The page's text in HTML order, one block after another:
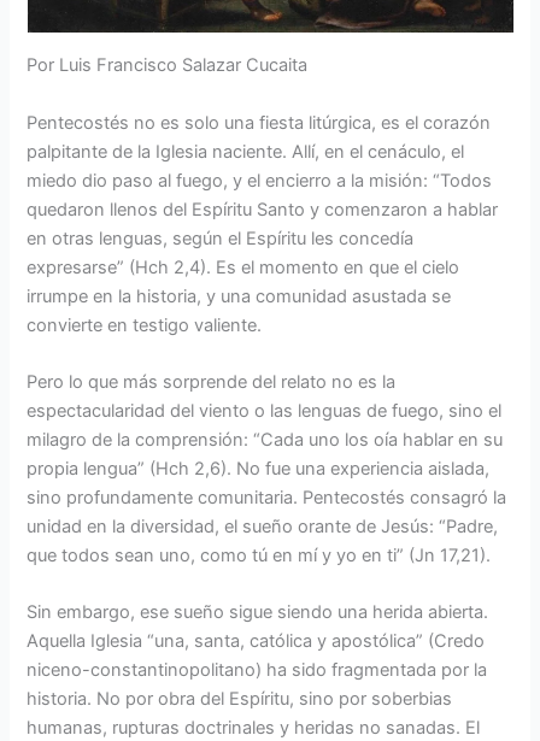
Por Luis Francisco Salazar Cucaita
Pentecostés no es solo una fiesta litúrgica, es el corazón
palpitante de la Iglesia naciente. Allí, en el cenáculo, el
miedo dio paso al fuego, y el encierro a la misión: “Todos
quedaron llenos del Espíritu Santo y comenzaron a hablar
en otras lenguas, según el Espíritu les concedía
expresarse” (Hch 2,4). Es el momento en que el cielo
irrumpe en la historia, y una comunidad asustada se
convierte en testigo valiente.
Pero lo que más sorprende del relato no es la
espectacularidad del viento o las lenguas de fuego, sino el
milagro de la comprensión: “Cada uno los oía hablar en su
propia lengua” (Hch 2,6). No fue una experiencia aislada,
sino profundamente comunitaria. Pentecostés consagró la
unidad en la diversidad, el sueño orante de Jesús: “Padre,
que todos sean uno, como tú en mí y yo en ti” (Jn 17,21).
Sin embargo, ese sueño sigue siendo una herida abierta.
Aquella Iglesia “una, santa, católica y apostólica” (Credo
niceno-constantinopolitano) ha sido fragmentada por la
historia. No por obra del Espíritu, sino por soberbias
humanas, rupturas doctrinales y heridas no sanadas. El